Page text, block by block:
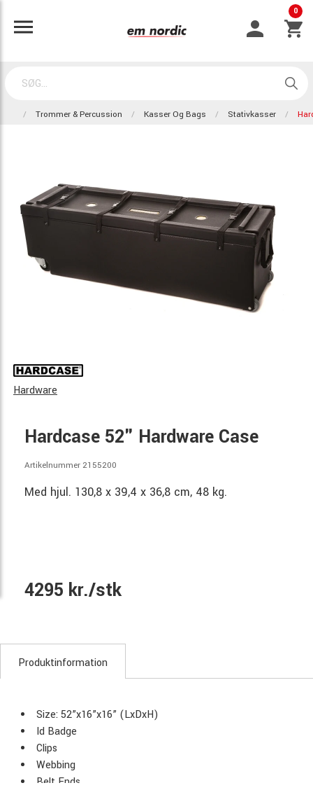
0
Trommer & Percussion Kasser Og Bags Stativkasser
Hardware
Hardcase 52" Hardware Case
Artikelnummer 2155200
Med hjul. 130,8 x 39,4 x 36,8 cm, 48 kg.
4295 kr./stk
Produktinformation
Size: 52”x16”x16” (LxDxH)
Id Badge
Clips
Webbing
Belt Ends